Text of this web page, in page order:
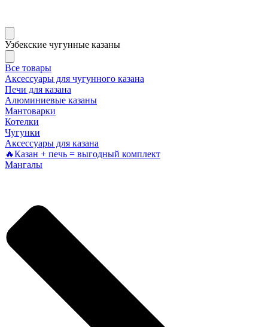
Узбекские чугунные казаны
Все товары
Аксессуары для чугунного казана
Печи для казана
Алюминиевые казаны
Мантоварки
Котелки
Чугунки
Аксессуары для казана
🔥Казан + печь = выгодный комплект
Мангалы